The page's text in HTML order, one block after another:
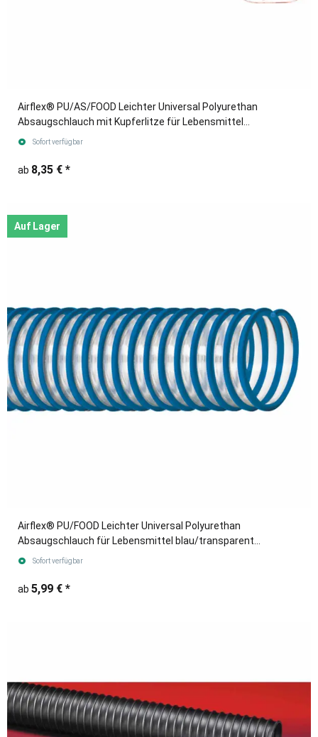
Airflex® PU/AS/FOOD Leichter Universal Polyurethan
Absaugschlauch mit Kupferlitze für Lebensmittel
blau/transparent
Sofort verfügbar
ab 8,35 € *
Auf Lager
Airflex® PU/FOOD Leichter Universal Polyurethan
Absaugschlauch für Lebensmittel blau/transparent
(Meterware)
Sofort verfügbar
ab 5,99 € *